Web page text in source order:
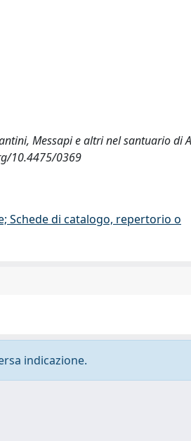
Messapi e altri nel santuario di
10.4475/0369
Schede di catalogo, repertorio o
indicazione.